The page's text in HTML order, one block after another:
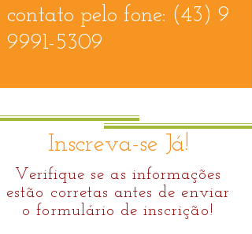
contato pelo fone: (43) 9
9991-5309
Inscreva-se Já!
Verifique se as informações
estão corretas antes de enviar
o formulário de inscrição!